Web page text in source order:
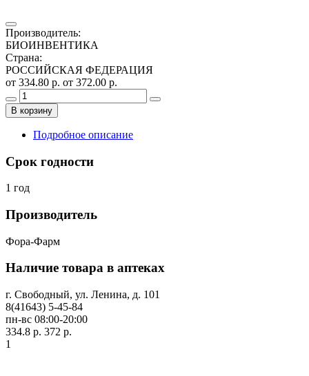
Производитель:
БИОИНВЕНТИКА
Страна:
РОССИЙСКАЯ ФЕДЕРАЦИЯ
от 334.80 р. от 372.00 р.
В корзину
Подробное описание
Срок годности
1 год
Производитель
Фора-Фарм
Наличие товара в аптеках
г. Свободный, ул. Ленина, д. 101
8(41643) 5-45-84
пн-вс 08:00-20:00
334.8 р. 372 р.
1